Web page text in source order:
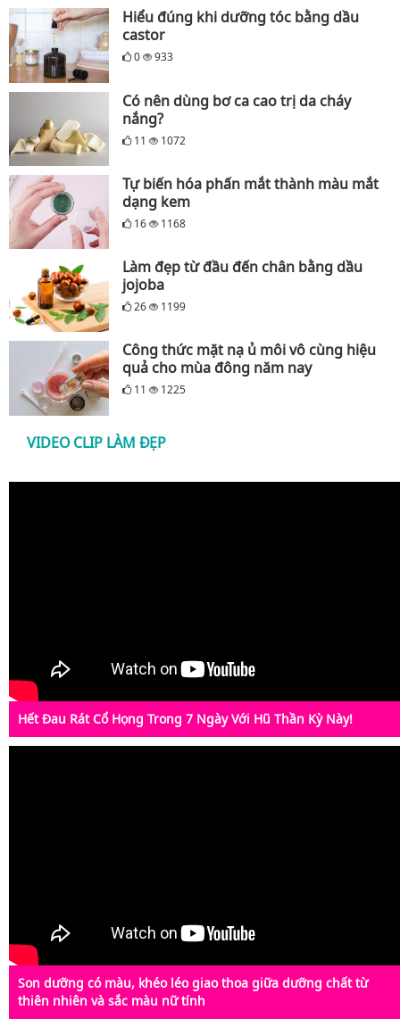
Hiểu đúng khi dưỡng tóc bằng dầu
castor
0 933
Có nên dùng bơ ca cao trị da cháy
nắng?
11 1072
Tự biến hóa phấn mắt thành màu mắt
dạng kem
16 1168
Làm đẹp từ đầu đến chân bằng dầu
jojoba
26 1199
Công thức mặt nạ ủ môi vô cùng hiệu
quả cho mùa đông năm nay
11 1225
VIDEO CLIP LÀM ĐẸP
Hết Đau Rát Cổ Họng Trong 7 Ngày Với Hũ Thần Kỳ Này!
Son dưỡng có màu, khéo léo giao thoa giữa dưỡng chất từ
thiên nhiên và sắc màu nữ tính